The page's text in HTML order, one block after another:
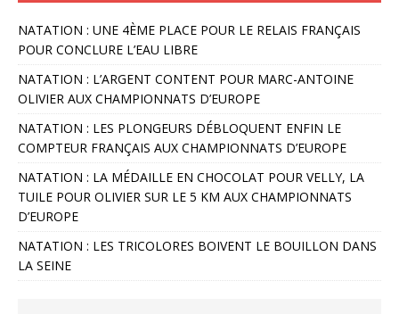
NATATION : UNE 4ÈME PLACE POUR LE RELAIS FRANÇAIS
POUR CONCLURE L’EAU LIBRE
NATATION : L’ARGENT CONTENT POUR MARC-ANTOINE
OLIVIER AUX CHAMPIONNATS D’EUROPE
NATATION : LES PLONGEURS DÉBLOQUENT ENFIN LE
COMPTEUR FRANÇAIS AUX CHAMPIONNATS D’EUROPE
NATATION : LA MÉDAILLE EN CHOCOLAT POUR VELLY, LA
TUILE POUR OLIVIER SUR LE 5 KM AUX CHAMPIONNATS
D’EUROPE
NATATION : LES TRICOLORES BOIVENT LE BOUILLON DANS
LA SEINE